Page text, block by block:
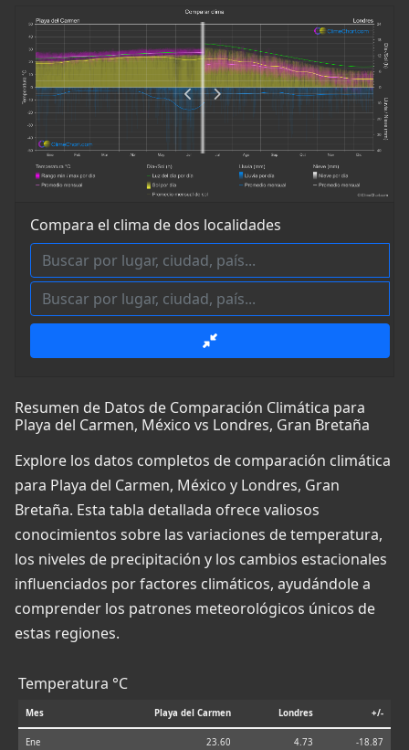
Compara el clima de dos localidades
Resumen de Datos de Comparación Climática para
Playa del Carmen, México vs Londres, Gran Bretaña
Explore los datos completos de comparación climática
para Playa del Carmen, México y Londres, Gran
Bretaña. Esta tabla detallada ofrece valiosos
conocimientos sobre las variaciones de temperatura,
los niveles de precipitación y los cambios estacionales
influenciados por factores climáticos, ayudándole a
comprender los patrones meteorológicos únicos de
estas regiones.
Temperatura °C
Mes Playa del Carmen Londres +/-
Ene 23.60 4.73 -18.87